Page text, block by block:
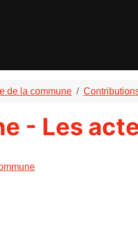
de la commune
- Les